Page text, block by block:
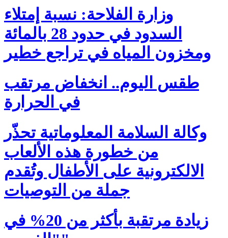
وزارة الفلاحة: نسبة إمتلاء
السدود في حدود 28 بالمائة
ومخزون المياه في تراجع خطير
طقس اليوم.. انخفاض مرتقب
في الحرارة
وكالة السلامة المعلوماتية تحذّر
من خطورة هذه الألعاب
الالكترونية على الأطفال وتُقدم
جملة من التوصيات
زيادة مرتقبة بأكثر من 20% في